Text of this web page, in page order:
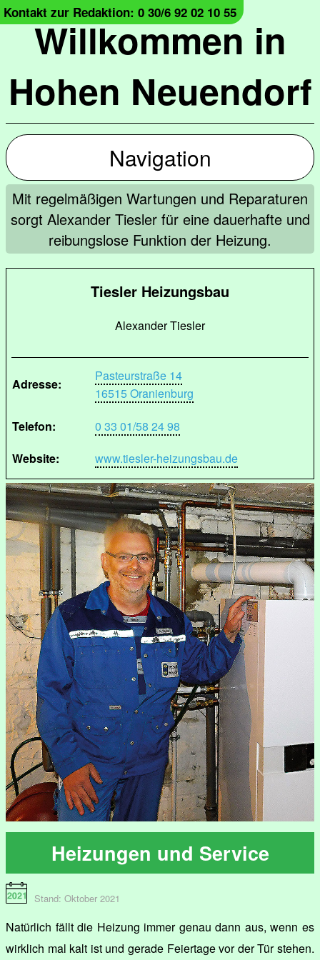
Willkommen in
Hohen Neuendorf
Kontakt zur Redaktion: 0 30/6 92 02 10 55
Navigation
Mit regelmäßigen Wartungen und Reparaturen
sorgt Alexander Tiesler für eine dauerhafte und
reibungslose Funktion der Heizung.
Tiesler Heizungsbau
Alexander Tiesler
Adresse:
Pasteurstraße 14
16515 Oranienburg
Telefon:
0 33 01/58 24 98
Website:
www.tiesler-heizungsbau.de
Heizungen und Service
Stand: Oktober 2021
Natürlich fällt die Heizung immer genau dann aus, wenn es
wirklich mal kalt ist und gerade Feiertage vor der Tür stehen.